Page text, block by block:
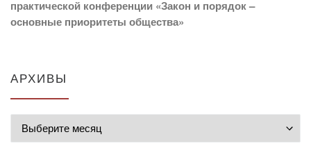
практической конференции «Закон и порядок –
основные приоритеты общества»
АРХИВЫ